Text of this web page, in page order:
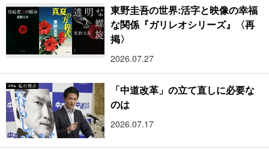
東野圭吾の世界:活字と映像の幸福
な関係『ガリレオシリーズ』〈再
掲〉
2026.07.27
「中道改革」の立て直しに必要な
のは
2026.07.17